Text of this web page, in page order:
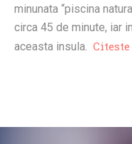
minunata “piscina
circa 45 de minute, iar
aceasta insula.